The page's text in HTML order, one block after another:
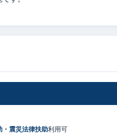
・震災法律扶助利用可